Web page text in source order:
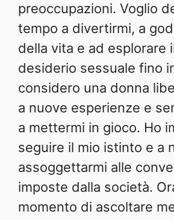
preoccupazioni. Voglio
tempo a divertirmi, a
della vita e ad esplorare
desiderio sessuale fino
considero una donna
a nuove esperienze e
a mettermi in gioco. Ho
seguire il mio istinto e a
assoggettarmi alle
imposte dalla società.
momento di ascoltare